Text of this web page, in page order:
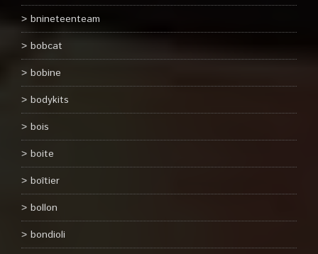
bnineteenteam
bobcat
bobine
bodykits
bois
boite
boîtier
bollon
bondioli